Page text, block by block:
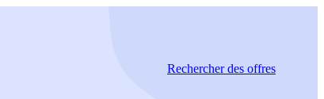
Rechercherdes offres